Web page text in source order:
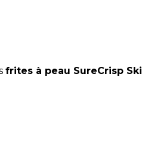
frites à peau SureCrisp